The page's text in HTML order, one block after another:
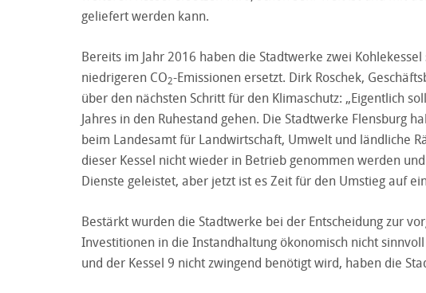
geliefert werden kann.
Bereits im Jahr 2016 haben die Stadtwerke zwei
niedrigeren CO2-Emissionen ersetzt. Dirk Roschek,
über den nächsten Schritt für den Klimaschutz: „Eigentlich
Jahres in den Ruhestand gehen. Die Stadtwerke Flensburg
beim Landesamt für Landwirtschaft, Umwelt und ländliche
dieser Kessel nicht wieder in Betrieb genommen werden
Dienste geleistet, aber jetzt ist es Zeit für den Umstieg auf
Bestärkt wurden die Stadtwerke bei der Entscheidung zur
Investitionen in die Instandhaltung ökonomisch nicht
und der Kessel 9 nicht zwingend benötigt wird, haben die